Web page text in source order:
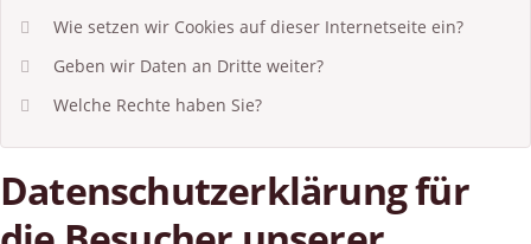
Wie setzen wir Cookies auf dieser Internetseite ein?
Geben wir Daten an Dritte weiter?
Welche Rechte haben Sie?
Datenschutzerklärung für